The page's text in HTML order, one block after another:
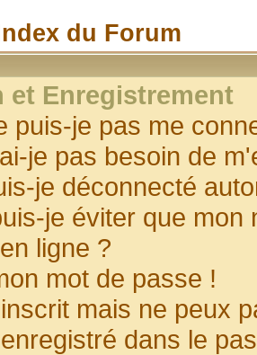
du Forum
et Enregistrement
puis-je pas me
je pas besoin de
je déconnecté
je éviter que
ligne ?
mot de passe !
mais ne peux
dans le